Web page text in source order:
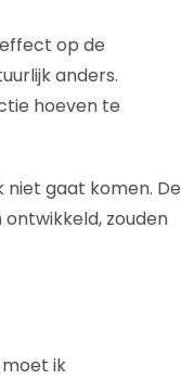
op de
anders.
hoeven te
gaat komen. De
zouden
ik